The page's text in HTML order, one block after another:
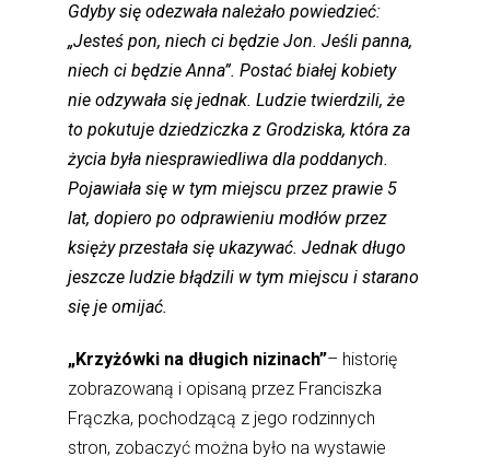
Gdyby się odezwała należało powiedzieć:
„Jesteś pon, niech ci będzie Jon. Jeśli panna,
niech ci będzie Anna”. Postać białej kobiety
nie odzywała się jednak. Ludzie twierdzili, że
to pokutuje dziedziczka z Grodziska, która za
życia była niesprawiedliwa dla poddanych.
Pojawiała się w tym miejscu przez prawie 5
lat, dopiero po odprawieniu modłów przez
księży przestała się ukazywać. Jednak długo
jeszcze ludzie błądzili w tym miejscu i starano
się je omijać.
„Krzyżówki na długich nizinach”– historię
zobrazowaną i opisaną przez Franciszka
Frączka, pochodzącą z jego rodzinnych
stron, zobaczyć można było na wystawie